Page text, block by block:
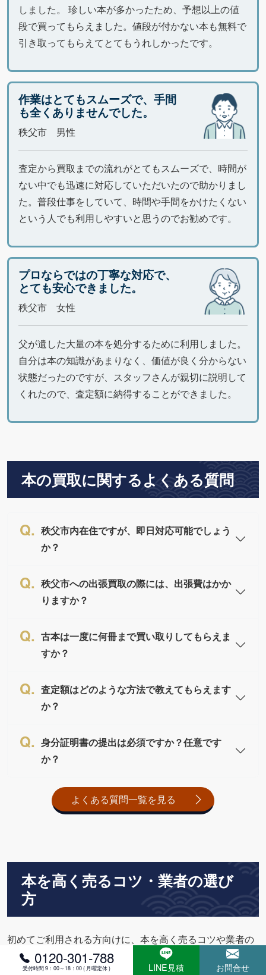
0120-301-788
受付時間 9：00～18：00 ( 月曜定休 ) LINE見積 お問合せ
しました。 珍しい本が多かったため、予想以上の値
段で買ってもらえました。値段が付かない本も無料で
引き取ってもらえてとてもうれしかったです。
作業はとてもスムーズで、手間
も全くありませんでした。
秩父市 男性
査定から買取までの流れがとてもスムーズで、時間が
ない中でも迅速に対応していただいたので助かりまし
た。普段仕事をしていて、時間や手間をかけたくない
という人でも利用しやすいと思うのでお勧めです。
プロならではの丁寧な対応で、
とても安心できました。
秩父市 女性
父が遺した大量の本を処分するために利用しました。
自分は本の知識があまりなく、価値が良く分からない
状態だったのですが、スタッフさんが親切に説明して
くれたので、査定額に納得することができました。
本の買取に関するよくある質問
秩父市内在住ですが、即日対応可能でしょう
か？
秩父市への出張買取の際には、出張費はかか
りますか？
古本は一度に何冊まで買い取りしてもらえま
すか？
査定額はどのような方法で教えてもらえます
か？
身分証明書の提出は必須ですか？任意です
か？
よくある質問一覧を見る
本を高く売るコツ・業者の選び
方
初めてご利用される方向けに、本を高く売るコツや業者の
選び方をご紹介。